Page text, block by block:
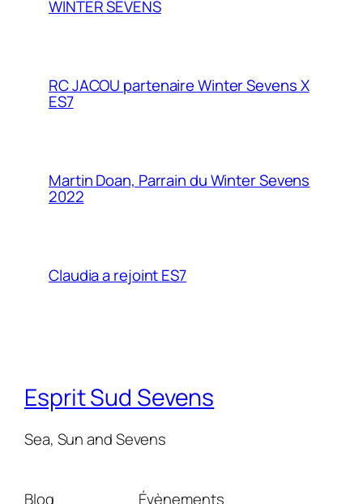
WINTER SEVENS
RC JACOU partenaire Winter Sevens X
ES7
Martin Doan, Parrain du Winter Sevens
2022
Claudia a rejoint ES7
Esprit Sud Sevens
Sea, Sun and Sevens
Blog Évènements